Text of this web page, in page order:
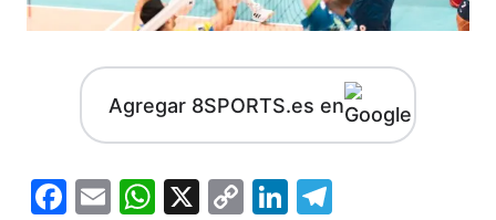
Agregar 8SPORTS.es en
Facebook
EmailWhatsApp
X
CopyLinkedIn